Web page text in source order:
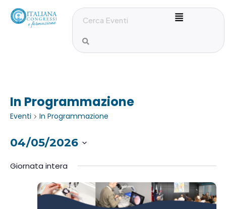
In Programmazione
Eventi In Programmazione
04/05/2026
e
Giornata intera